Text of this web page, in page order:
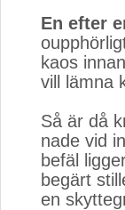
En efter
kaos
vill lämna
Så är då
nade vid
befäl
begärt
en